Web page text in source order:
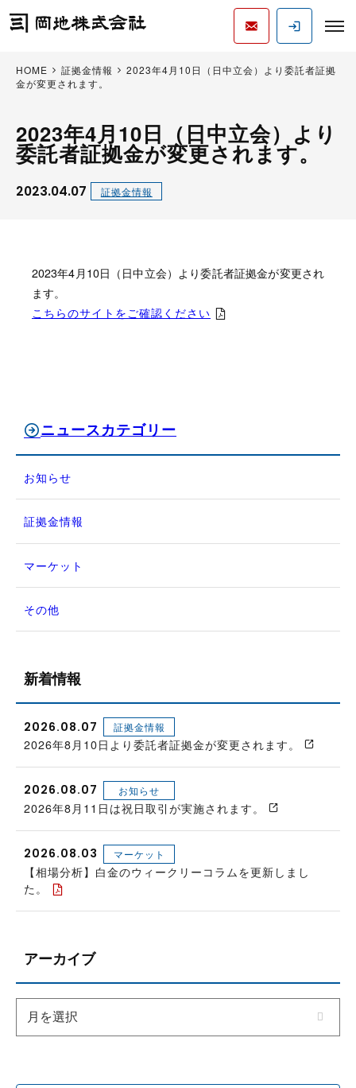
HOME 証拠金情報
2023年4月10日（日中立会）より委託者証拠
金が変更されます。
2023年4月10日（日中立会）より
委託者証拠金が変更されます。
2023.04.07 証拠金情報
2023年4月10日（日中立会）より委託者証拠金が変更され
ます。
こちらのサイトをご確認ください
ニュースカテゴリー
お知らせ
証拠金情報
マーケット
その他
新着情報
2026.08.07 証拠金情報
2026年8月10日より委託者証拠金が変更されます。
2026.08.07 お知らせ
2026年8月11日は祝日取引が実施されます。
2026.08.03 マーケット
【相場分析】白金のウィークリーコラムを更新しまし
た。
アーカイブ